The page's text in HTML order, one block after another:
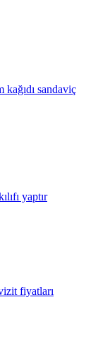
kağıdı sandaviç
yaptır
fiyatları